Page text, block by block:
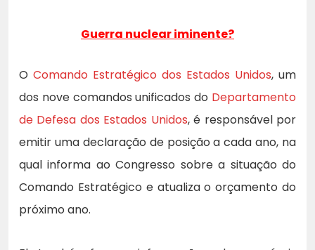
Guerra nuclear iminente?
O Comando Estratégico dos Estados Unidos, um
dos nove comandos unificados do Departamento
de Defesa dos Estados Unidos, é responsável por
emitir uma declaração de posição a cada ano, na
qual informa ao Congresso sobre a situação do
Comando Estratégico e atualiza o orçamento do
próximo ano.